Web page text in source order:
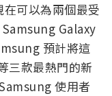
可以為兩個最受
Galaxy
預計將這
三款最熱門的新
使用者